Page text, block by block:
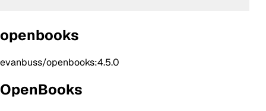
openbooks
evanbuss/openbooks:4.5.0
OpenBooks